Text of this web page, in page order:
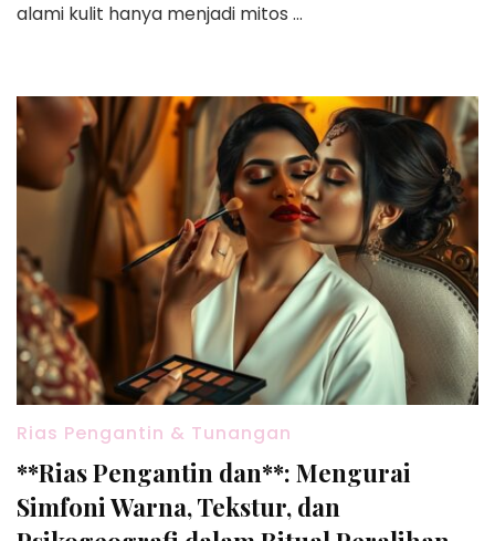
alami kulit hanya menjadi mitos …
Rias Pengantin & Tunangan
**Rias Pengantin dan**: Mengurai
Simfoni Warna, Tekstur, dan